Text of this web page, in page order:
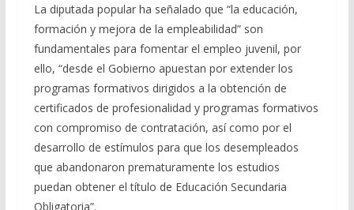
La diputada popular ha señalado que “la educación,
formación y mejora de la empleabilidad” son
fundamentales para fomentar el empleo juvenil, por
ello, “desde el Gobierno apuestan por extender los
programas formativos dirigidos a la obtención de
certificados de profesionalidad y programas formativos
con compromiso de contratación, así como por el
desarrollo de estímulos para que los desempleados
que abandonaron prematuramente los estudios
puedan obtener el título de Educación Secundaria
Obligatoria”.